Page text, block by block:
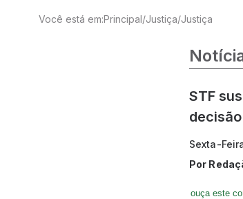
Você está em:Principal/Justiça/Justiça
STF
Sexta-
Por
ouça este